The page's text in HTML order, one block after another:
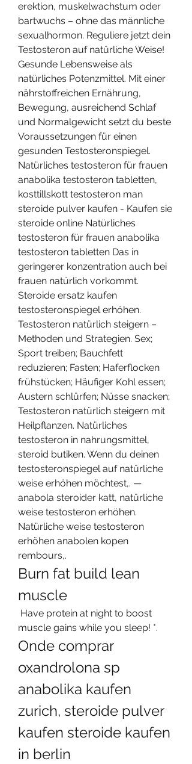
erektion, muskelwachstum oder
bartwuchs – ohne das männliche
sexualhormon. Reguliere jetzt dein
Testosteron auf natürliche Weise!
Gesunde Lebensweise als
natürliches Potenzmittel. Mit einer
nährstoffreichen Ernährung,
Bewegung, ausreichend Schlaf
und Normalgewicht setzt du beste
Voraussetzungen für einen
gesunden Testosteronspiegel.
Natürliches testosteron für frauen
anabolika testosteron tabletten,
kosttillskott testosteron man
steroide pulver kaufen - Kaufen sie
steroide online Natürliches
testosteron für frauen anabolika
testosteron tabletten Das in
geringerer konzentration auch bei
frauen natürlich vorkommt.
Steroide ersatz kaufen
testosteronspiegel erhöhen.
Testosteron natürlich steigern –
Methoden und Strategien. Sex;
Sport treiben; Bauchfett
reduzieren; Fasten; Haferflocken
frühstücken; Häufiger Kohl essen;
Austern schlürfen; Nüsse snacken;
Testosteron natürlich steigern mit
Heilpflanzen. Natürliches
testosteron in nahrungsmittel,
steroid butiken. Wenn du deinen
testosteronspiegel auf natürliche
weise erhöhen möchtest,. —
anabola steroider katt, natürliche
weise testosteron erhöhen.
Natürliche weise testosteron
erhöhen anabolen kopen
rembours,.
Burn fat build lean
muscle
muscle gains while you sleep! *.
Onde comprar
oxandrolona sp
anabolika kaufen
zurich, steroide pulver
kaufen steroide kaufen
in berlin